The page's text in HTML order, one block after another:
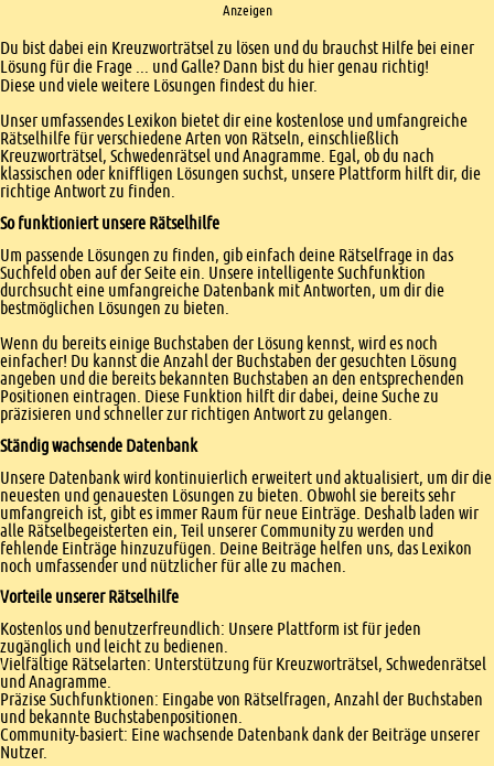
Anzeigen
Einleitung
Du bist dabei ein Kreuzworträtsel zu lösen und du brauchst Hilfe bei einer
Lösung für die Frage ... und Galle? Dann bist du hier genau richtig!
Diese und viele weitere Lösungen findest du hier.
Unser umfassendes Lexikon bietet dir eine kostenlose und umfangreiche
Rätselhilfe für verschiedene Arten von Rätseln, einschließlich
Kreuzworträtsel, Schwedenrätsel und Anagramme. Egal, ob du nach
klassischen oder kniffligen Lösungen suchst, unsere Plattform hilft dir, die
richtige Antwort zu finden.
So funktioniert unsere Rätselhilfe
Um passende Lösungen zu finden, gib einfach deine Rätselfrage in das
Suchfeld oben auf der Seite ein. Unsere intelligente Suchfunktion
durchsucht eine umfangreiche Datenbank mit Antworten, um dir die
bestmöglichen Lösungen zu bieten.
Wenn du bereits einige Buchstaben der Lösung kennst, wird es noch
einfacher! Du kannst die Anzahl der Buchstaben der gesuchten Lösung
angeben und die bereits bekannten Buchstaben an den entsprechenden
Positionen eintragen. Diese Funktion hilft dir dabei, deine Suche zu
präzisieren und schneller zur richtigen Antwort zu gelangen.
Ständig wachsende Datenbank
Unsere Datenbank wird kontinuierlich erweitert und aktualisiert, um dir die
neuesten und genauesten Lösungen zu bieten. Obwohl sie bereits sehr
umfangreich ist, gibt es immer Raum für neue Einträge. Deshalb laden wir
alle Rätselbegeisterten ein, Teil unserer Community zu werden und
fehlende Einträge hinzuzufügen. Deine Beiträge helfen uns, das Lexikon
noch umfassender und nützlicher für alle zu machen.
Vorteile unserer Rätselhilfe
Kostenlos und benutzerfreundlich: Unsere Plattform ist für jeden
zugänglich und leicht zu bedienen.
Vielfältige Rätselarten: Unterstützung für Kreuzworträtsel, Schwedenrätsel
und Anagramme.
Präzise Suchfunktionen: Eingabe von Rätselfragen, Anzahl der Buchstaben
und bekannte Buchstabenpositionen.
Community-basiert: Eine wachsende Datenbank dank der Beiträge unserer
Nutzer.